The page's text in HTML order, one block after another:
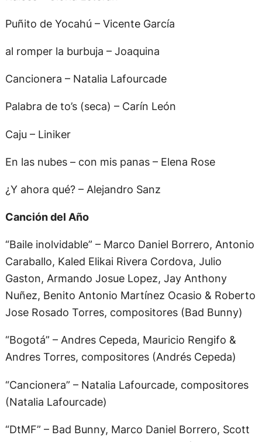
Puñito de Yocahú – Vicente García
al romper la burbuja – Joaquina
Cancionera – Natalia Lafourcade
Palabra de to’s (seca) – Carín León
Caju – Liniker
En las nubes – con mis panas – Elena Rose
¿Y ahora qué? – Alejandro Sanz
Canción del Año
“Baile inolvidable” – Marco Daniel Borrero, Antonio
Caraballo, Kaled Elikai Rivera Cordova, Julio
Gaston, Armando Josue Lopez, Jay Anthony
Nuñez, Benito Antonio Martínez Ocasio & Roberto
Jose Rosado Torres, compositores (Bad Bunny)
“Bogotá” – Andres Cepeda, Mauricio Rengifo &
Andres Torres, compositores (Andrés Cepeda)
“Cancionera” – Natalia Lafourcade, compositores
(Natalia Lafourcade)
“DtMF” – Bad Bunny, Marco Daniel Borrero, Scott